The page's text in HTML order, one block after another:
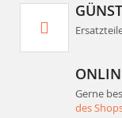
Gerne
des